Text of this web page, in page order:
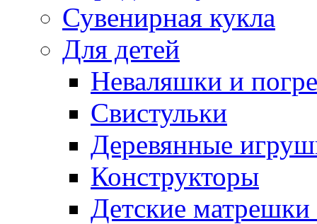
Сувенирная кукла
Для детей
Неваляшки и
Свистульки
Деревянные
Конструкторы
Детские